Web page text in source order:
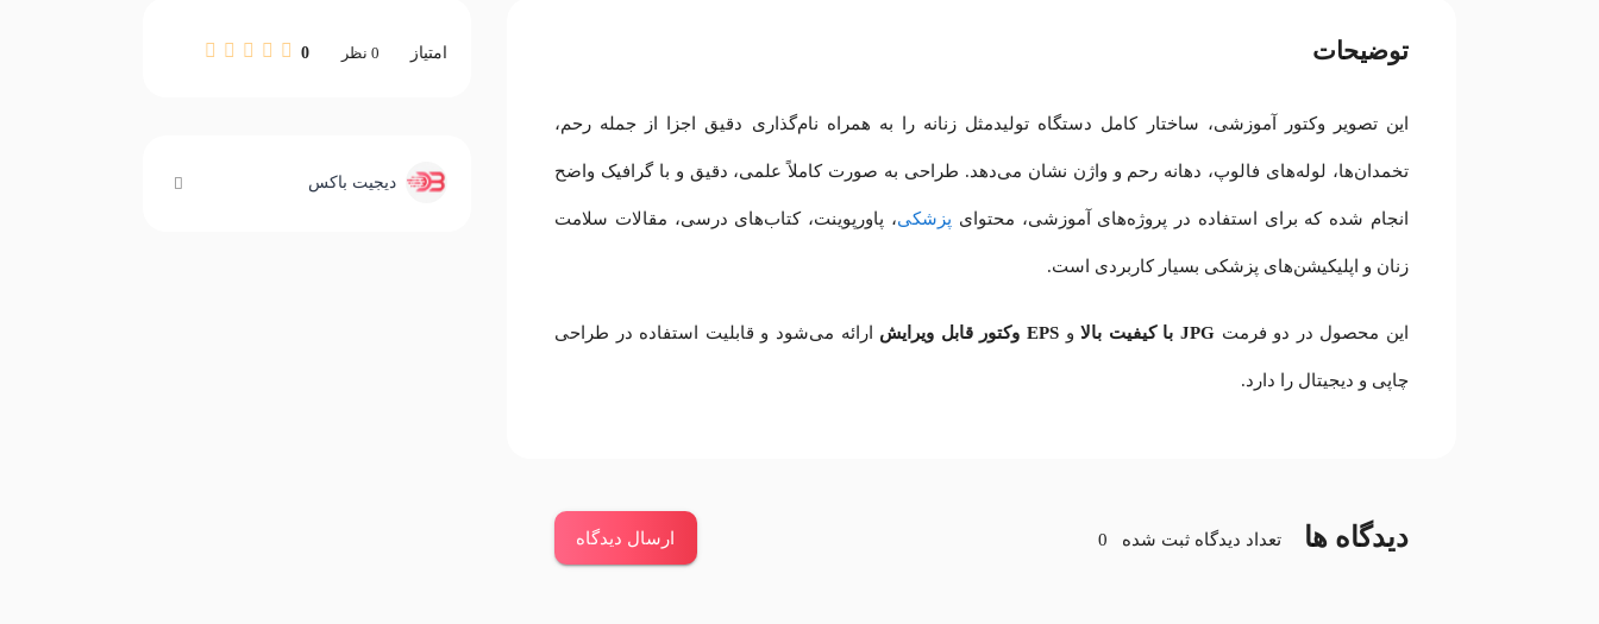
توضیحات
این تصویر وکتور آموزشی، ساختار کامل دستگاه تولیدمثل زنانه را به همراه نام‌گذاری دقیق اجزا از جمله رحم،
تخمدان‌ها، لوله‌های فالوپ، دهانه رحم و واژن نشان می‌دهد. طراحی به صورت کاملاً علمی، دقیق و با گرافیک واضح
انجام شده که برای استفاده در پروژه‌های آموزشی، محتوای پزشکی، پاورپوینت، کتاب‌های درسی، مقالات سلامت
زنان و اپلیکیشن‌های پزشکی بسیار کاربردی است.
این محصول در دو فرمت JPG با کیفیت بالا و EPS وکتور قابل ویرایش ارائه می‌شود و قابلیت استفاده در طراحی
چاپی و دیجیتال را دارد.
دیدگاه ها تعداد دیدگاه ثبت شده 0 ارسال دیدگاه
امتیاز 0 نظر 0
دیجیت باکس